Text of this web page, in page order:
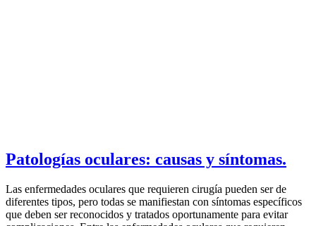
Patologías oculares: causas y síntomas.
Las enfermedades oculares que requieren cirugía pueden ser de
diferentes tipos, pero todas se manifiestan con síntomas específicos
que deben ser reconocidos y tratados oportunamente para evitar